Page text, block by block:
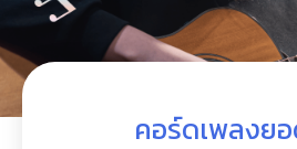
คอร์ดเพลงย